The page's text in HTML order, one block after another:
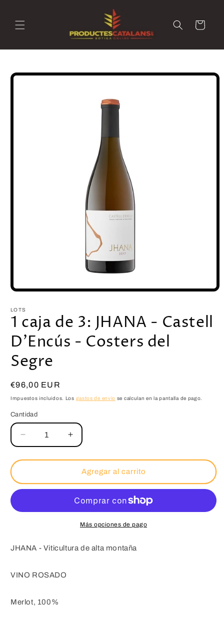
al contenido
Carrito
Ir
información
LOTS
1 caja de 3: JHANA - Castell
D'Encús - Costers del
Segre
Precio
habitual
€96,00 EUR
Impuestos incluidos. Los gastos de envío se calculan en la pantalla de pago.
Cantidad
Reducir
cantidad
para
caja
de
JHANA
D&#39;Encús
del
Aumentar
cantidad
para
caja
de
3:
JHANA
D&#39;Encús
Agregar al carrito
Más opciones de pago
JHANA - Viticultura de alta montaña
VINO ROSADO
Merlot, 100%